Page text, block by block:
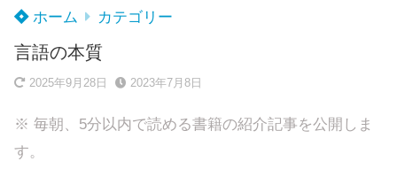
ホーム カテゴリー
言語の本質
2025年9月28日 2023年7月8日
※ 毎朝、5分以内で読める書籍の紹介記事を公開しま
す。